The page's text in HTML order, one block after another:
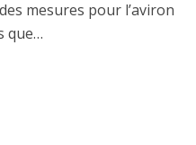
mesures pour l’aviron
que…